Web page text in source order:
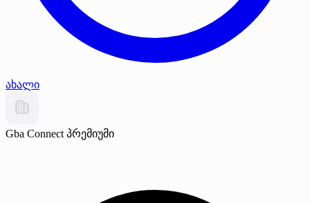
ახალი
Gba Connect პრემიუმი